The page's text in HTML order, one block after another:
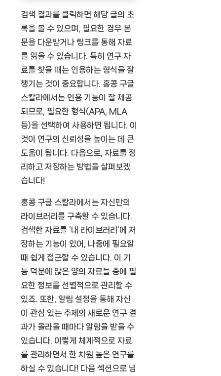
검색 결과를 클릭하면 해당 글의 초
록을 볼 수 있으며, 필요한 경우 본
문을 다운받거나 링크를 통해 자료
를 읽을 수 있습니다. 특히 연구 자
료를 찾을 때는 인용하는 형식을 잘
챙기는 것이 중요합니다. 홍콩 구글
스칼라에서는 인용 기능이 잘 제공
되므로, 필요한 형식(APA, MLA
등)을 선택하여 사용하면 됩니다. 이
것이 연구의 신뢰성을 높이는 데 큰
도움이 됩니다. 다음으로, 자료를 정
리하고 저장하는 방법을 살펴보겠
습니다!
홍콩 구글 스칼라에서는 자신만의
라이브러리를 구축할 수 있습니다.
검색한 자료를 ‘내 라이브러리’에 저
장하는 기능이 있어, 나중에 필요할
때 쉽게 접근할 수 있습니다. 이 기
능 덕분에 많은 양의 자료들 중에 필
요한 정보를 선별적으로 관리할 수
있죠. 또한, 알림 설정을 통해 자신
이 관심 있는 주제의 새로운 연구 결
과가 올라올 때마다 알림을 받을 수
있습니다. 이렇게 체계적으로 자료
를 관리하면서 한 차원 높은 연구를
하실 수 있습니다! 다음 섹션으로 넘